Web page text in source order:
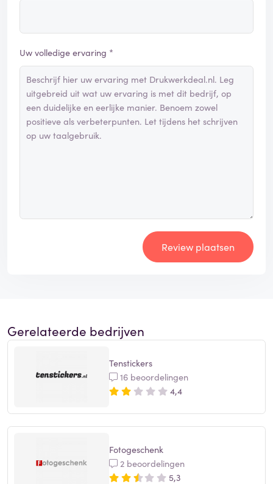
Uw volledige ervaring *
Review plaatsen
Gerelateerde bedrijven
Tenstickers
16 beoordelingen
4,4
Fotogeschenk
2 beoordelingen
5,3